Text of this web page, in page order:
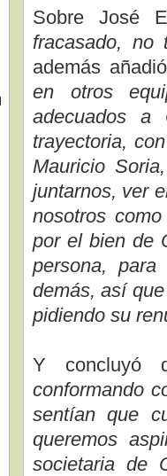
Sobre José
fracasado, no
además
en otros
adecuados a
trayectoria,
Mauricio
juntarnos, ver
nosotros
por el bien de
persona,
demás, así
pidiendo su
Y concluyó
conformando
sentían que
queremos
societaria de